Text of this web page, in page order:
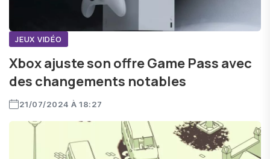
JEUX VIDÉO
Xbox ajuste son offre Game Pass avec
des changements notables
21/07/2024 À 18:27